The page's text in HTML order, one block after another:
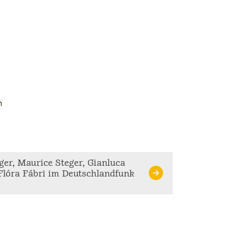
Maurice Steger, Gianluca
Fábri im Deutschlandfunk